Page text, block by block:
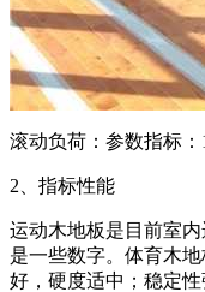
滚动负荷：参数指标：
2、指标性能
运动木地板是目前室
是一些数字。体育木
好，硬度适中；稳定